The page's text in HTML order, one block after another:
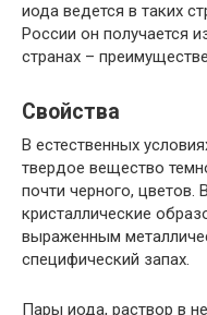
иода ведется в таких
России он получается
странах –
Свойства
В естественных
твердое вещество
почти черного, цветов.
кристаллические
выраженным
специфический запах.
Пары иода, раствор в